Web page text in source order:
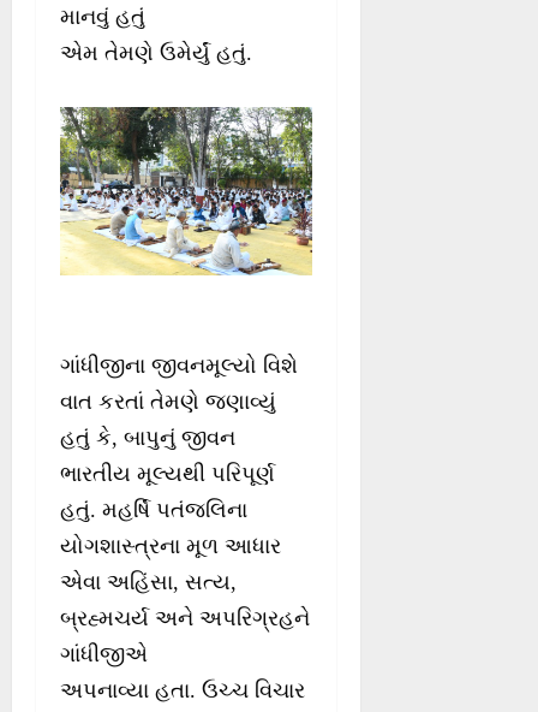
માનવું હતું
એમ તેમણે ઉમેર્યું હતું.
ગાંધીજીના જીવનમૂલ્યો વિશે
વાત કરતાં તેમણે જણાવ્યું
હતું કે, બાપુનું જીવન
ભારતીય મૂલ્યથી પરિપૂર્ણ
હતું. મહર્ષિ પતંજલિના
યોગશાસ્ત્રના મૂળ આધાર
એવા અહિંસા, સત્ય,
બ્રહ્મચર્ય અને અપરિગ્રહને
ગાંધીજીએ
અપનાવ્યા હતા. ઉચ્ચ વિચાર